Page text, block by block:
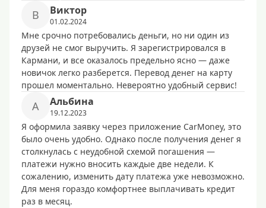
В Виктор
01.02.2024
Мне срочно потребовались деньги, но ни один из
друзей не смог выручить. Я зарегистрировался в
Кармани, и все оказалось предельно ясно — даже
новичок легко разберется. Перевод денег на карту
прошел моментально. Невероятно удобный сервис!
А Альбина
19.12.2023
Я оформила заявку через приложение CarMoney, это
было очень удобно. Однако после получения денег я
столкнулась с неудобной схемой погашения —
платежи нужно вносить каждые две недели. К
сожалению, изменить дату платежа уже невозможно.
Для меня гораздо комфортнее выплачивать кредит
раз в месяц.